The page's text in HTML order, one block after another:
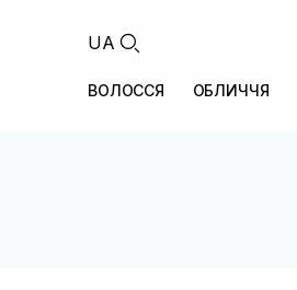
UA
ВОЛОССЯ ОБЛИЧЧЯ